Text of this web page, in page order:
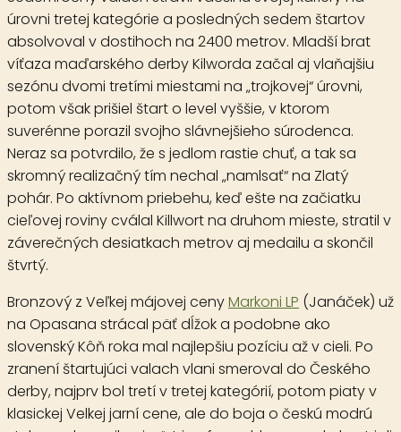
úrovni tretej kategórie a posledných sedem štartov
absolvoval v dostihoch na 2400 metrov. Mladší brat
víťaza maďarského derby Kilworda začal aj vlaňajšiu
sezónu dvomi tretími miestami na „trojkovej“ úrovni,
potom však prišiel štart o level vyššie, v ktorom
suverénne porazil svojho slávnejšieho súrodenca.
Neraz sa potvrdilo, že s jedlom rastie chuť, a tak sa
skromný realizačný tím nechal „namlsať“ na Zlatý
pohár. Po aktívnom priebehu, keď ešte na začiatku
cieľovej roviny cválal Killwort na druhom mieste, stratil v
záverečných desiatkach metrov aj medailu a skončil
štvrtý.
Bronzový z Veľkej májovej cenyMarkoni LP (Janáček) už
na Opasana strácal päť dĺžok a podobne ako
slovenský Kôň roka mal najlepšiu pozíciu až v cieli. Po
zranení štartujúci valach vlani smeroval do Českého
derby, najprv bol tretí v tretej kategórií, potom piaty v
klasickej Velkej jarní cene, ale do boja o českú modrú